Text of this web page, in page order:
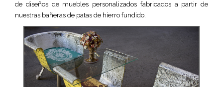
de diseños de muebles personalizados fabricados a partir de
nuestras bañeras de patas de hierro fundido.